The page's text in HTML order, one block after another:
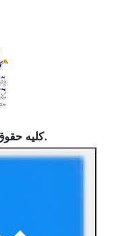
کلیهاست.